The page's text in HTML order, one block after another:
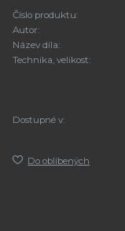
Číslo produktu:
Autor:
Název díla:
Technika, velikost:
Dostupné v:
Do oblíbených